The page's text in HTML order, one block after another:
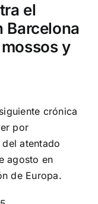
el
Barcelona
y
crónica
por
atentado
agosto en
de Europa.